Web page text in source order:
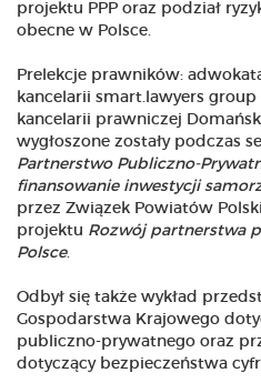
projektu PPP oraz podział
obecne w Polsce.
Prelekcje prawników:
kancelarii smart.lawyers group
kancelarii prawniczej
wygłoszone zostały podczas
Partnerstwo Publiczno-
finansowanie inwestycji
przez Związek Powiatów
projektu Rozwój partnerstwa
Polsce.
Odbył się także wykład
Gospodarstwa Krajowego
publiczno-prywatnego oraz
dotyczący bezpieczeństwa